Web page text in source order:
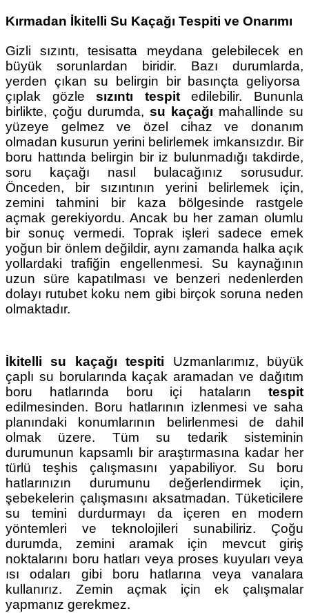
Kırmadan İkitelli Su Kaçağı Tespiti ve Onarımı
Gizli sızıntı, tesisatta meydana gelebilecek en
büyük sorunlardan biridir. Bazı durumlarda,
yerden çıkan su belirgin bir basınçta geliyorsa
çıplak gözlesızıntı tespitedilebilir. Bununla
birlikte, çoğu durumda, su kaçağı mahallinde su
yüzeye gelmez ve özel cihaz ve donanım
olmadan kusurun yerini belirlemek imkansızdır. Bir
boru hattında belirgin bir iz bulunmadığı takdirde,
soru kaçağı nasıl bulacağınız sorusudur.
Önceden, bir sızıntının yerini belirlemek için,
zemini tahmini bir kaza bölgesinde rastgele
açmak gerekiyordu. Ancak bu her zaman olumlu
bir sonuç vermedi. Toprak işleri sadece emek
yoğun bir önlem değildir, aynı zamanda halka açık
yollardaki trafiğin engellenmesi. Su kaynağının
uzun süre kapatılması ve benzeri nedenlerden
dolayı rutubet koku nem gibi birçok soruna neden
olmaktadır.
İkitelli su kaçağı tespiti Uzmanlarımız, büyük
çaplı su borularında kaçak aramadan ve dağıtım
boru hatlarında boru içi hataların tespit
edilmesinden. Boru hatlarının izlenmesi ve saha
planındaki konumlarının belirlenmesi de dahil
olmak üzere. Tüm su tedarik sisteminin
durumunun kapsamlı bir araştırmasına kadar her
türlü teşhis çalışmasını yapabiliyor. Su boru
hatlarınızın durumunu değerlendirmek için,
şebekelerin çalışmasını aksatmadan. Tüketicilere
su temini durdurmayı da içeren en modern
yöntemleri ve teknolojileri sunabiliriz. Çoğu
durumda, zemini aramak için mevcut giriş
noktalarını boru hatları veya proses kuyuları veya
ısı odaları gibi boru hatlarına veya vanalara
kullanırız. Zemin açmak için ek çalışmalar
yapmanız gerekmez.